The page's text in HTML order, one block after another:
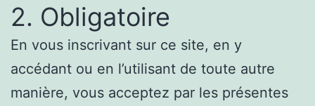
2. Obligatoire
En vous inscrivant sur ce site, en y
accédant ou en l’utilisant de toute autre
manière, vous acceptez par les présentes